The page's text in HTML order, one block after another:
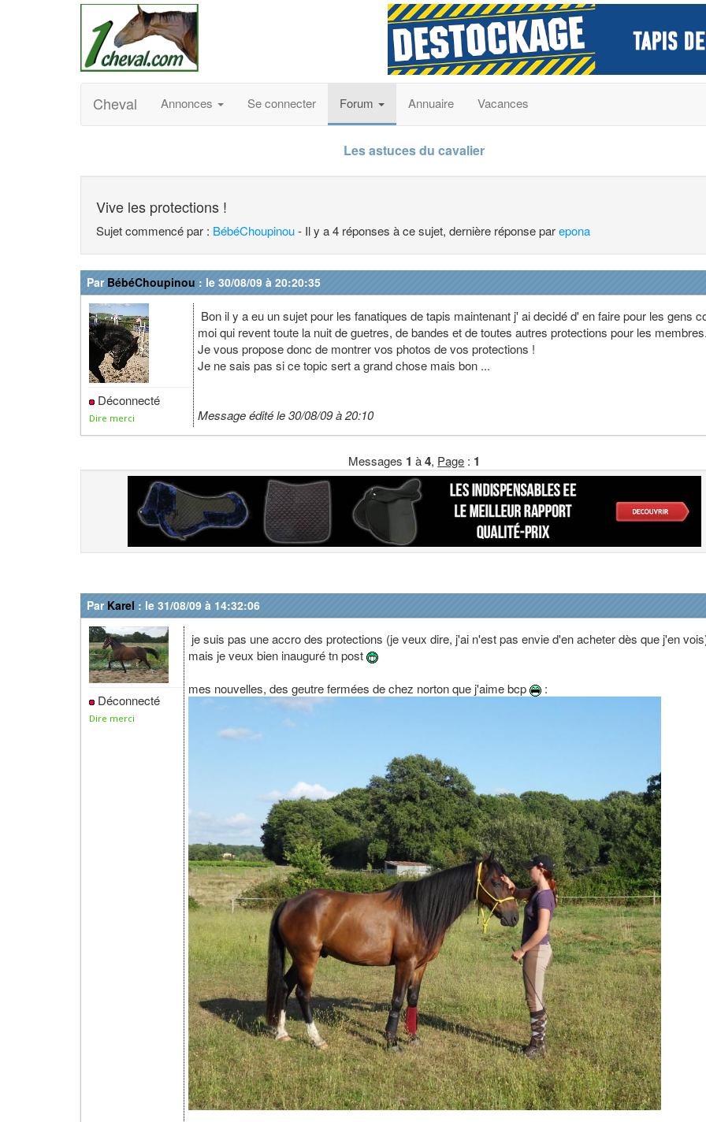
Cheval Annonces Se connecter Forum Annuaire Vacances
Les astuces du cavalier
Vive les protections !
Sujet commencé par : BébéChoupinou- Il y a 4 réponses à ce sujet, dernière réponse parepona
Par BébéChoupinou : le 30/08/09 à 20:20:35
Déconnecté
Dire merci
Bon il y a eu un sujet pour les fanatiques de tapis maintenant j' ai decidé d' en faire pour les gens
moi qui revent toute la nuit de guetres, de bandes et de toutes autres protections pour les
Je vous propose donc de montrer vos photos de vos protections !
Je ne sais pas si ce topic sert a grand chose mais bon ...
Message édité le 30/08/09 à 20:10
Messages 1 à4, Page : 1
Par Karel : le 31/08/09 à 14:32:06
Déconnecté
Dire merci
je suis pas une accro des protections (je veux dire, j'ai n'est pas envie d'en acheter dès que j'en
mais je veux bien inauguré tn post
mes nouvelles, des geutre fermées de chez norton que j'aime bcp
: